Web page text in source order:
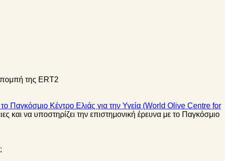
της ERT2
Παγκόσμιο Κέντρο Ελιάς για την Υγεία (World Olive Centre for
και να υποστηρίζει την επιστημονική έρευνα με το Παγκόσμιο